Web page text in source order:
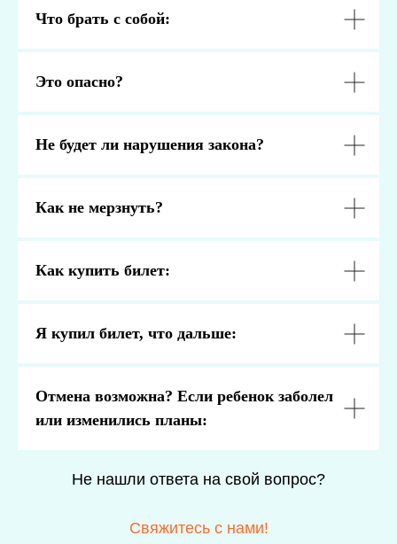
Что брать с собой:
Это опасно?
Не будет ли нарушения закона?
Как не мерзнуть?
Как купить билет:
Я купил билет, что дальше:
Отмена возможна? Если ребенок заболел
или изменились планы:
Не нашли ответа на свой вопрос?
Свяжитесь с нами!